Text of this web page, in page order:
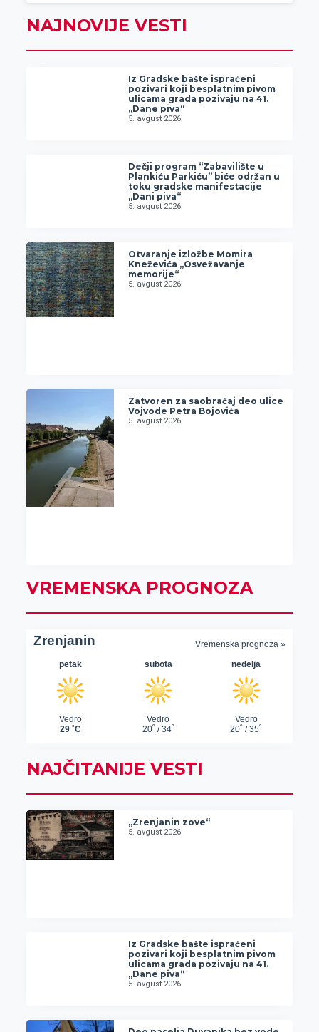
NAJNOVIJE VESTI
Iz Gradske bašte ispraćeni
pozivari koji besplatnim pivom
ulicama grada pozivaju na 41.
„Dane piva“
5. avgust 2026.
Dečji program “Zabavilište u
Plankiću Parkiću” biće održan u
toku gradske manifestacije
„Dani piva“
5. avgust 2026.
Otvaranje izložbe Momira
Kneževića „Osvežavanje
memorije“
5. avgust 2026.
Zatvoren za saobraćaj deo ulice
Vojvode Petra Bojovića
5. avgust 2026.
VREMENSKA PROGNOZA
NAJČITANIJE VESTI
„Zrenjanin zove“
5. avgust 2026.
Iz Gradske bašte ispraćeni
pozivari koji besplatnim pivom
ulicama grada pozivaju na 41.
„Dane piva“
5. avgust 2026.